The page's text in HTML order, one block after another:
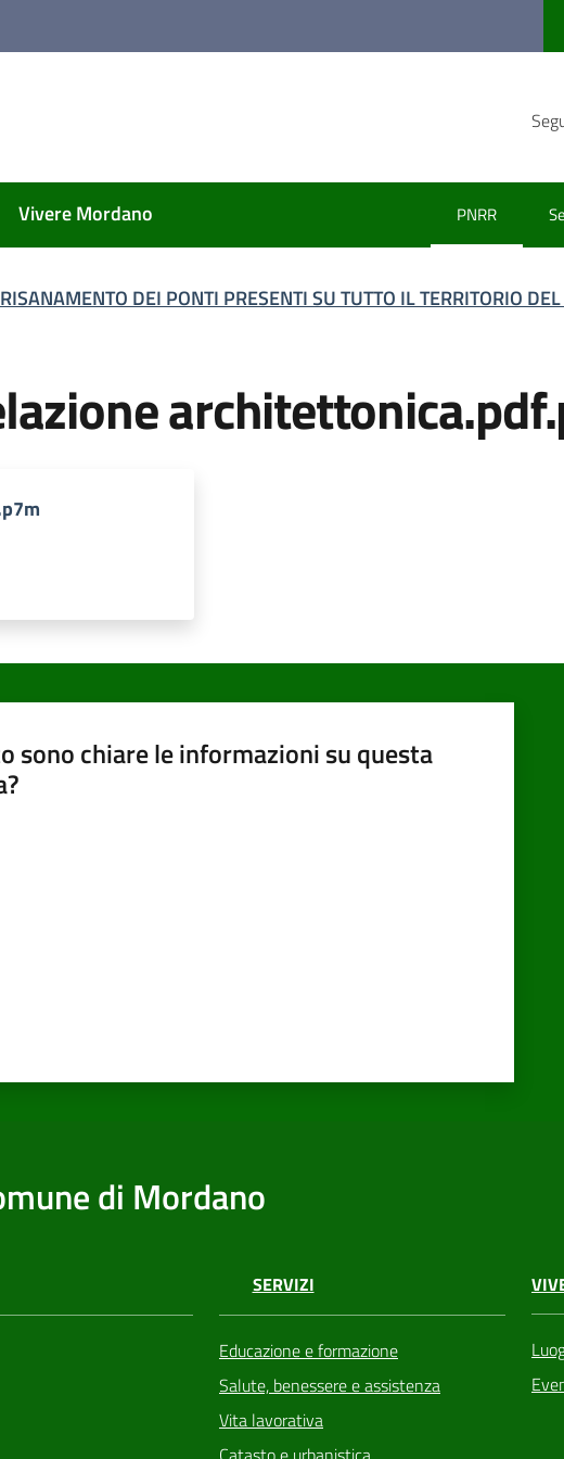
Vivere Mordano PNRR
Menu
DEI PONTI PRESENTI SU TUTTO IL TERRITORIO
sono chiare le informazioni su questa
di Mordano
SERVIZI
Educazione e formazione
Salute, benessere e assistenza
Vita lavorativa